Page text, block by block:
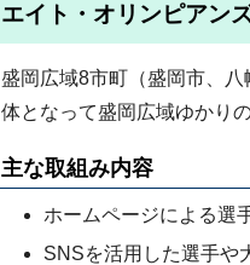
エイト・オリンピアン
盛岡広域8市町（盛岡市、
体となって盛岡広域ゆかり
主な取組み内容
ホームページによる選
SNSを活用した選手や